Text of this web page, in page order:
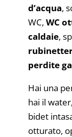
d’acqua,
WC, WC
caldaie,
perdite
Hai una
hai il
bidet
otturato,